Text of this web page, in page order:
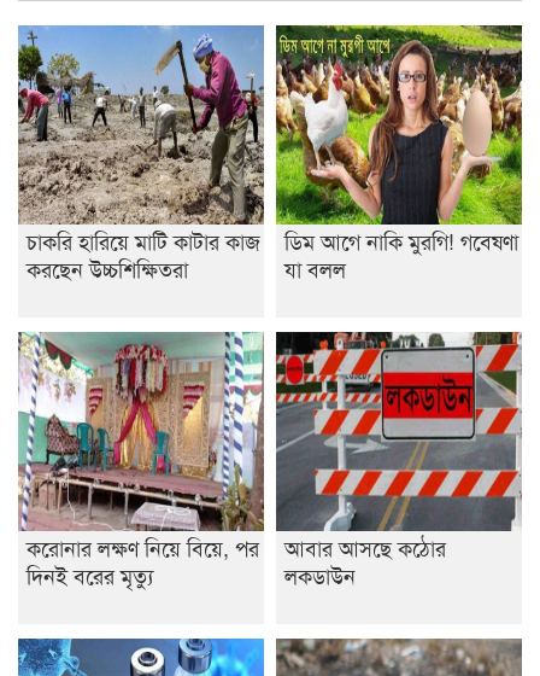
রাজশাহী কলেজের শিক্ষার্থী শাখাওয়াত পেলেন স্টার এক্সিলেন্স
অ্যাওয়ার্ড
বিশ্ব নদী বিবস উপলক্ষে নদী সুরক্ষায় নাওযাত্রা
খেলার মাঠে বানানো হয়েছে গর্ত ঝুঁকিতে আষাড়িয়াদহর দুই
বিদ্যালয়
ইসলামের ইতিহাস ও সংস্কৃতি বিভাগের লাইট হাউজ ক্লাবের
নেতৃত্ব ইসতিয়াক-মাহফুজ
ডাকসুতে শিবিরের নিরঙ্কুশ জয়
রাজশাহীতে ট্রাকচাপায় ভ্যানচালক নিহত
শেষ সময়ে ভোট কারচুরি অভিযোগ আবিদের
চাকরি হারিয়ে মাটি কাটার কাজ
করছেন উচ্চশিক্ষিতরা
ডিম আগে নাকি মুরগি! গবেষণা
যা বলল
করোনার লক্ষণ নিয়ে বিয়ে, পর
দিনই বরের মৃত্যু
আবার আসছে কঠোর
লকডাউন